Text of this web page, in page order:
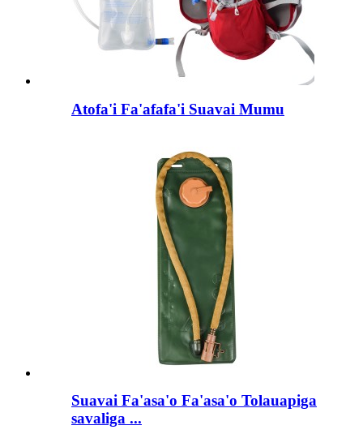
Atofa'i Fa'afafa'i Suavai Mumu
Suavai Fa'asa'o Fa'asa'o Tolauapiga
savaliga ...